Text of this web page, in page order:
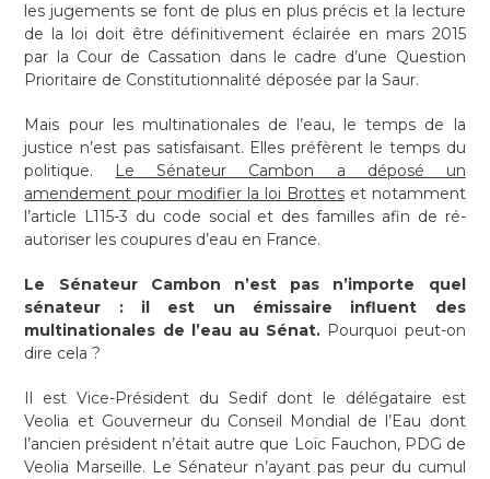
les jugements se font de plus en plus précis et la lecture
de la loi doit être définitivement éclairée en mars 2015
par la Cour de Cassation dans le cadre d’une Question
Prioritaire de Constitutionnalité déposée par la Saur.
Mais pour les multinationales de l’eau, le temps de la
justice n’est pas satisfaisant. Elles préfèrent le temps du
politique. Le Sénateur Cambon a déposé un
amendement pour modifier la loi Brotteset notamment
l’article L115-3 du code social et des familles afin de ré-
autoriser les coupures d’eau en France.
Le Sénateur Cambon n’est pas n’importe quel
sénateur : il est un émissaire influent des
multinationales de l’eau au Sénat. Pourquoi peut-on
dire cela ?
Il est Vice-Président du Sedif dont le délégataire est
Veolia et Gouverneur du Conseil Mondial de l’Eau dont
l’ancien président n’était autre que Loïc Fauchon, PDG de
Veolia Marseille. Le Sénateur n’ayant pas peur du cumul